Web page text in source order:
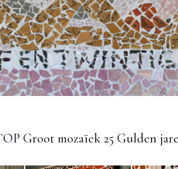
Groot mozaïek 25 Gulden